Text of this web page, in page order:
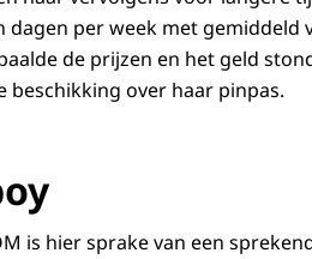
dagen per week met gemiddeld
de prijzen en het geld
beschikking over haar pinpas.
is hier sprake van een